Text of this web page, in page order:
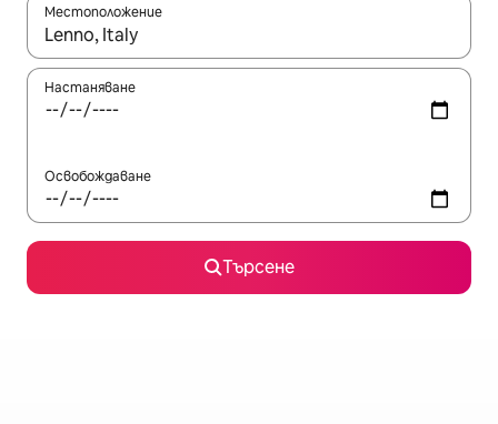
Местоположение
Когато резултатите се покажат, използвайте
Настаняване
Освобождаване
Търсене